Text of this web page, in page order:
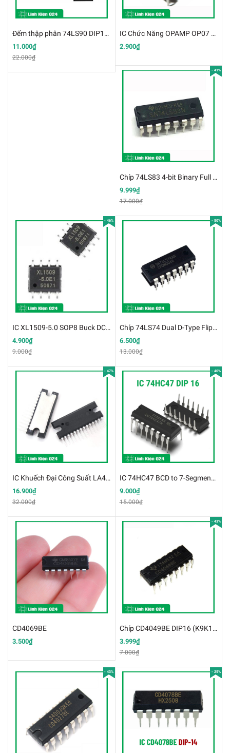
Đếm thập phân 74LS90 DIP14 (k9H19)
11.000₫
22.000₫
IC Chức Năng OPAMP OP07 (K9G15)
2.900₫
- 41%
Chíp 74LS83 4-bit Binary Full Adder DIP16
9.999₫
17.000₫
- 46%
IC XL1509-5.0 SOP8 Buck DC-DC 2A ADJ
4.900₫
9.000₫
- 50%
Chíp 74LS74 Dual D-Type Flip-Flop DIP14 (K9H17)
6.500₫
13.000₫
- 47%
IC Khuếch Đại Công Suất LA4440 (K9E14)
16.900₫
32.000₫
- 40%
IC 74HC47 BCD to 7-Segment Decoder/Driver with Open-Collector Outputs (K9I13)
9.000₫
15.000₫
CD4069BE
3.500₫
- 43%
Chíp CD4049BE DIP16 (K9K14)
3.999₫
7.000₫
- 43% - 25%